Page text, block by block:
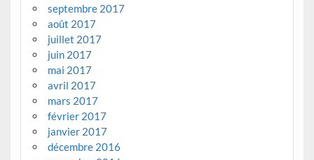
septembre 2017
août 2017
juillet 2017
juin 2017
mai 2017
avril 2017
mars 2017
février 2017
janvier 2017
décembre 2016